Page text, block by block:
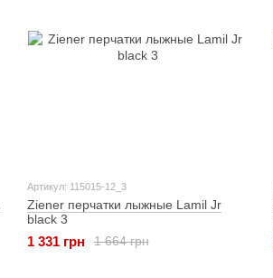
Артикул: 115015-12_3
Ziener перчатки лыжные Lamil Jr
black 3
1 664 грн
1 331 грн